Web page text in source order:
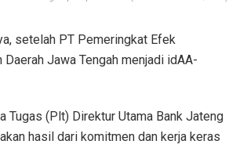
setelah PT Pemeringkat Efek
Jawa Tengah menjadi idAA-
(Plt) Direktur Utama Bank Jateng
hasil dari komitmen dan kerja keras